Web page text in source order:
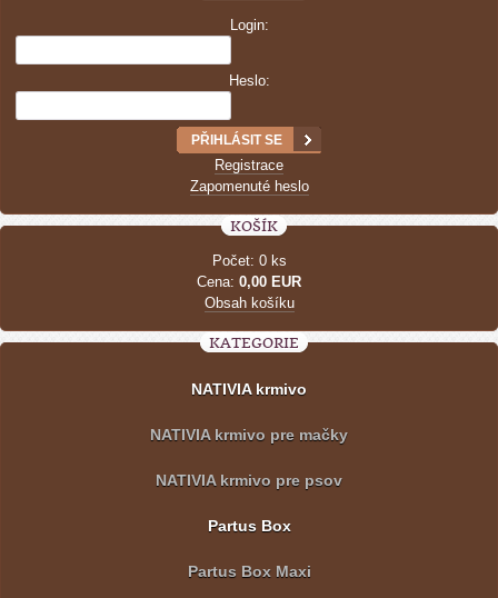
Login:
Heslo:
Registrace
Zapomenuté heslo
KOŠÍK
Počet: 0 ks
Cena: 0,00 EUR
Obsah košíku
KATEGORIE
NATIVIA krmivo
NATIVIA krmivo pre mačky
NATIVIA krmivo pre psov
Partus Box
Partus Box Maxi